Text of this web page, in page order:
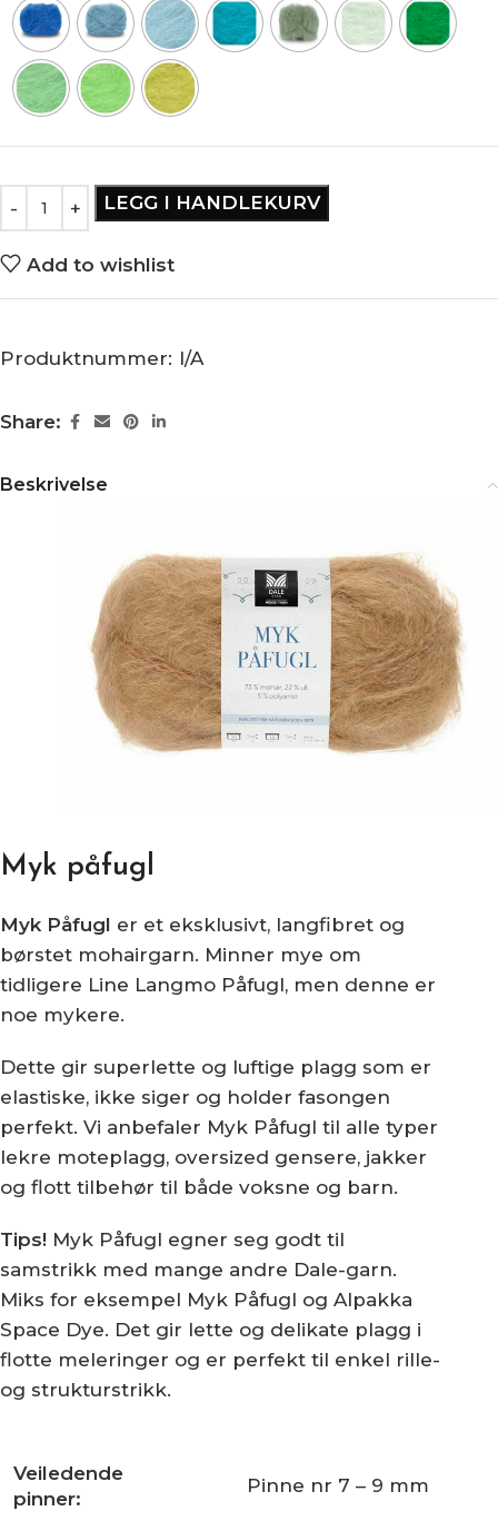
LEGG I HANDLEKURV
Add to wishlist
Produktnummer: I/A
Share:
Beskrivelse
Myk påfugl
Myk Påfugl er et eksklusivt, langfibret og
børstet mohairgarn. Minner mye om
tidligere Line Langmo Påfugl, men denne er
noe mykere.
Dette gir superlette og luftige plagg som er
elastiske, ikke siger og holder fasongen
perfekt. Vi anbefaler Myk Påfugl til alle typer
lekre moteplagg, oversized gensere, jakker
og flott tilbehør til både voksne og barn.
Tips! Myk Påfugl egner seg godt til
samstrikk med mange andre Dale-garn.
Miks for eksempel Myk Påfugl og Alpakka
Space Dye. Det gir lette og delikate plagg i
flotte meleringer og er perfekt til enkel rille-
og strukturstrikk.
Veiledende
pinner:
Pinne nr 7 – 9 mm